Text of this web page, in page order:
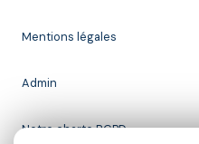
Mentions légales
Admin
Notre charte RGPD